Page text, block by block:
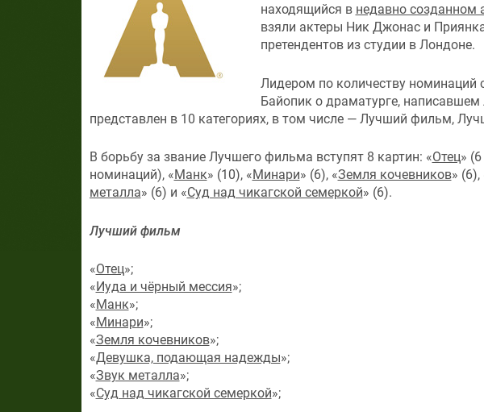
находящийся в недавно созданном
взяли актеры Ник Джонас и
претендентов из студии в Лондоне.
Лидером по количеству номинаций
Байопик о драматурге, написавшем
представлен в 10 категориях, в том числе — Лучший фильм,
В борьбу за звание Лучшего фильма вступят 8 картин: «Отец»
номинаций), «Манк» (10), «Минари» (6), «Земля кочевников» (6),
металла» (6) и «Суд над чикагской семеркой» (6).
Лучший фильм
«Отец»;
« Иуда и чёрный мессия»;
«Манк»;
«Минари»;
«Земля кочевников»;
«Девушка, подающая надежды»;
«Звук металла»;
«Суд над чикагской семеркой»;